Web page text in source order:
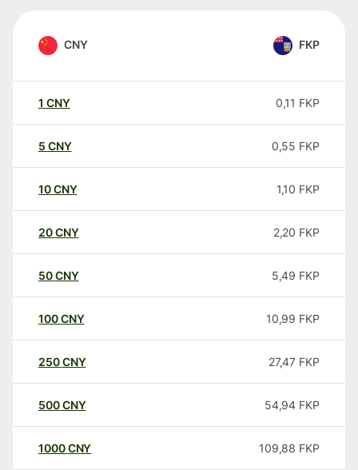
CNY FKP
1 CNY 0,11 FKP
5 CNY 0,55 FKP
10CNY 1,10 FKP
20CNY 2,20 FKP
50CNY 5,49 FKP
100CNY 10,99 FKP
250CNY 27,47 FKP
500CNY 54,94 FKP
1000CNY 109,88 FKP